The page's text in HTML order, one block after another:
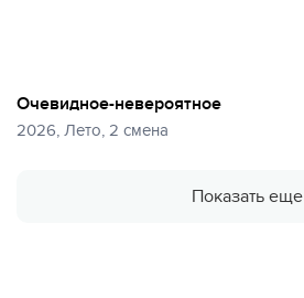
Очевидное-невероятное
2026, Лето, 2 смена
Показать еще